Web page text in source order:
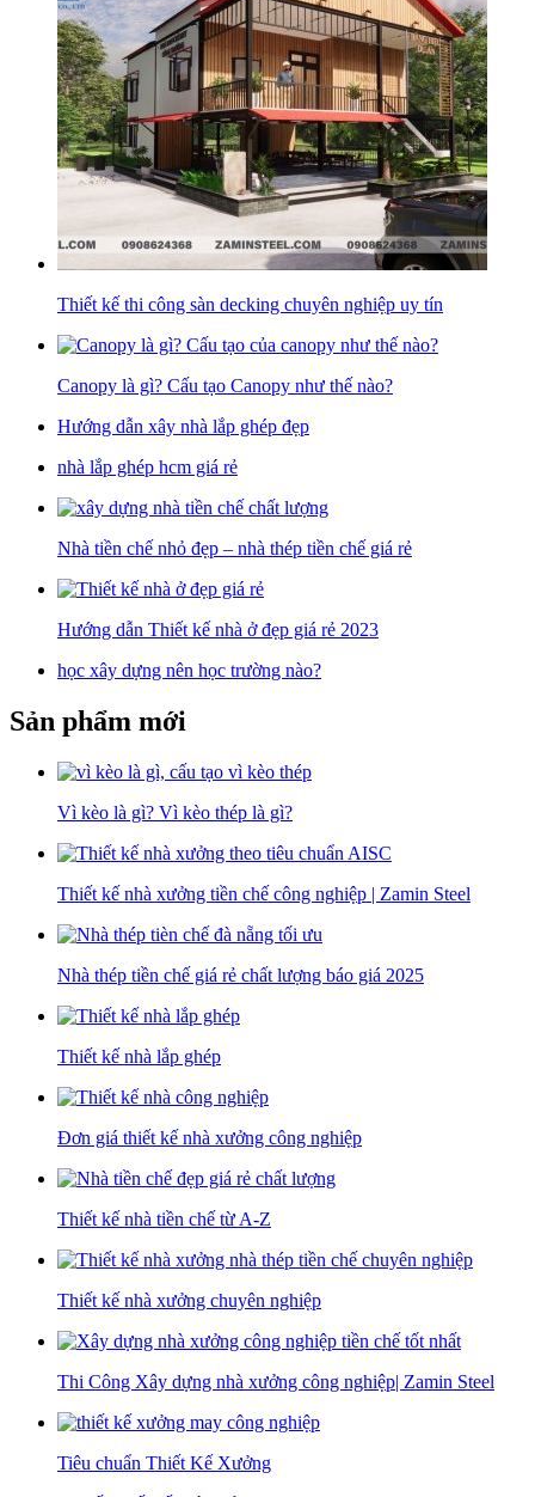
Thiết kế thi công sàn decking chuyên nghiệp uy tín
Canopy là gì? Cấu tạo Canopy như thế nào?
Hướng dẫn xây nhà lắp ghép đẹp
nhà lắp ghép hcm giá rẻ
Nhà tiền chế nhỏ đẹp – nhà thép tiền chế giá rẻ
Hướng dẫn Thiết kế nhà ở đẹp giá rẻ 2023
học xây dựng nên học trường nào?
Sản phẩm mới
Vì kèo là gì? Vì kèo thép là gì?
Thiết kế nhà xưởng tiền chế công nghiệp | Zamin Steel
Nhà thép tiền chế giá rẻ chất lượng báo giá 2025
Thiết kế nhà lắp ghép
Đơn giá thiết kế nhà xưởng công nghiệp
Thiết kế nhà tiền chế từ A-Z
Thiết kế nhà xưởng chuyên nghiệp
Thi Công Xây dựng nhà xưởng công nghiệp| Zamin Steel
Tiêu chuẩn Thiết Kế Xưởng